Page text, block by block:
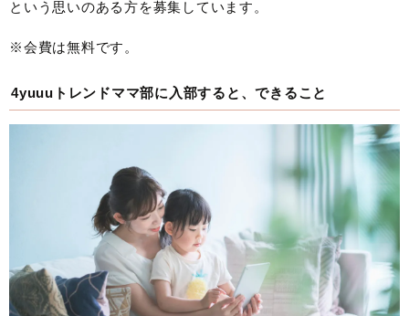
という思いのある方を募集しています。
※会費は無料です。
4yuuuトレンドママ部に入部すると、できること